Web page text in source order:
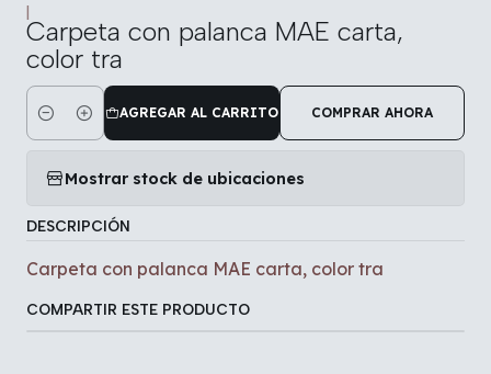
|
Carpeta con palanca MAE carta,
color tra
Cantidad
AGREGAR AL CARRITO COMPRAR AHORA
Mostrar stock de ubicaciones
DESCRIPCIÓN
Carpeta con palanca MAE carta, color tra
COMPARTIR ESTE PRODUCTO